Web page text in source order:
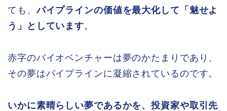
ても、パイプラインの価値を最大化して「魅せよ
う」としています。
赤字のバイオベンチャーは夢のかたまりであり、
その夢はパイプラインに凝縮されているのです。
いかに素晴らしい夢であるかを、投資家や取引先